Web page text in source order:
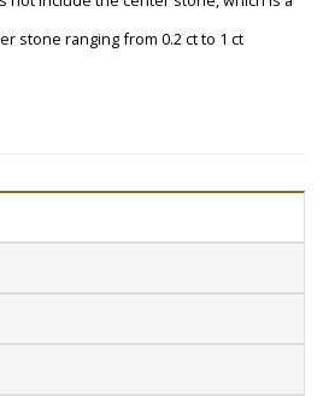
stone ranging from 0.2 ct to 1 ct